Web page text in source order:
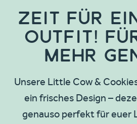
Zeit für
Outfit!
mehr
Unsere Little Cow &
ein frisches Design –
genauso perfekt für euer